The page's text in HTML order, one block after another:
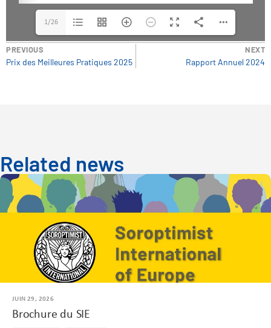
1/26
PREVIOUS
Prix des Meilleures Pratiques 2025
NEXT
Rapport Annuel 2024
Related news
JUIN 29, 2026
Brochure du SIE